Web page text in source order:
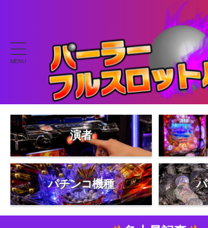
演者
パチンコ機種